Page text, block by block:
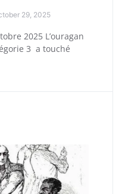
29, 2025
2025 L’ouragan
3 a touché